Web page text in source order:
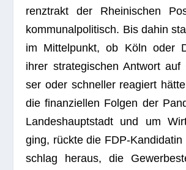
renz­trakt der Rhei­ni­schen
kom­mu­nal­po­li­tisch. Bis dahin
im Mit­tel­punkt, ob Köln oder
ihrer stra­te­gi­schen Ant­wort
ser oder schnel­ler reagiert
die finan­zi­el­len Fol­gen der
Lan­des­haupt­stadt und um
ging, rückte die FDP-
schlag her­aus, die